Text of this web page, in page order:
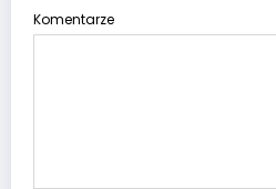
Komentarze